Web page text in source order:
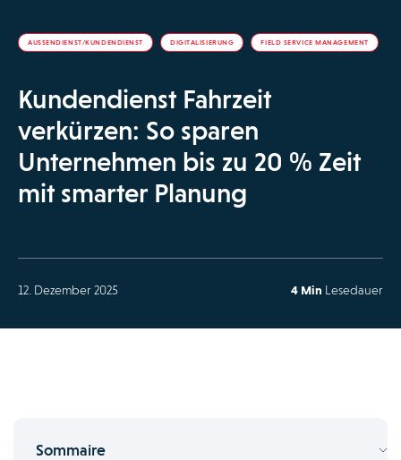
AUSSENDIENST/KUNDENDIENST DIGITALISIERUNG FIELD SERVICE MANAGEMENT
Kundendienst Fahrzeit
verkürzen: So sparen
Unternehmen bis zu 20 % Zeit
mit smarter Planung
12. Dezember 2025 4 Min Lesedauer
Sommaire